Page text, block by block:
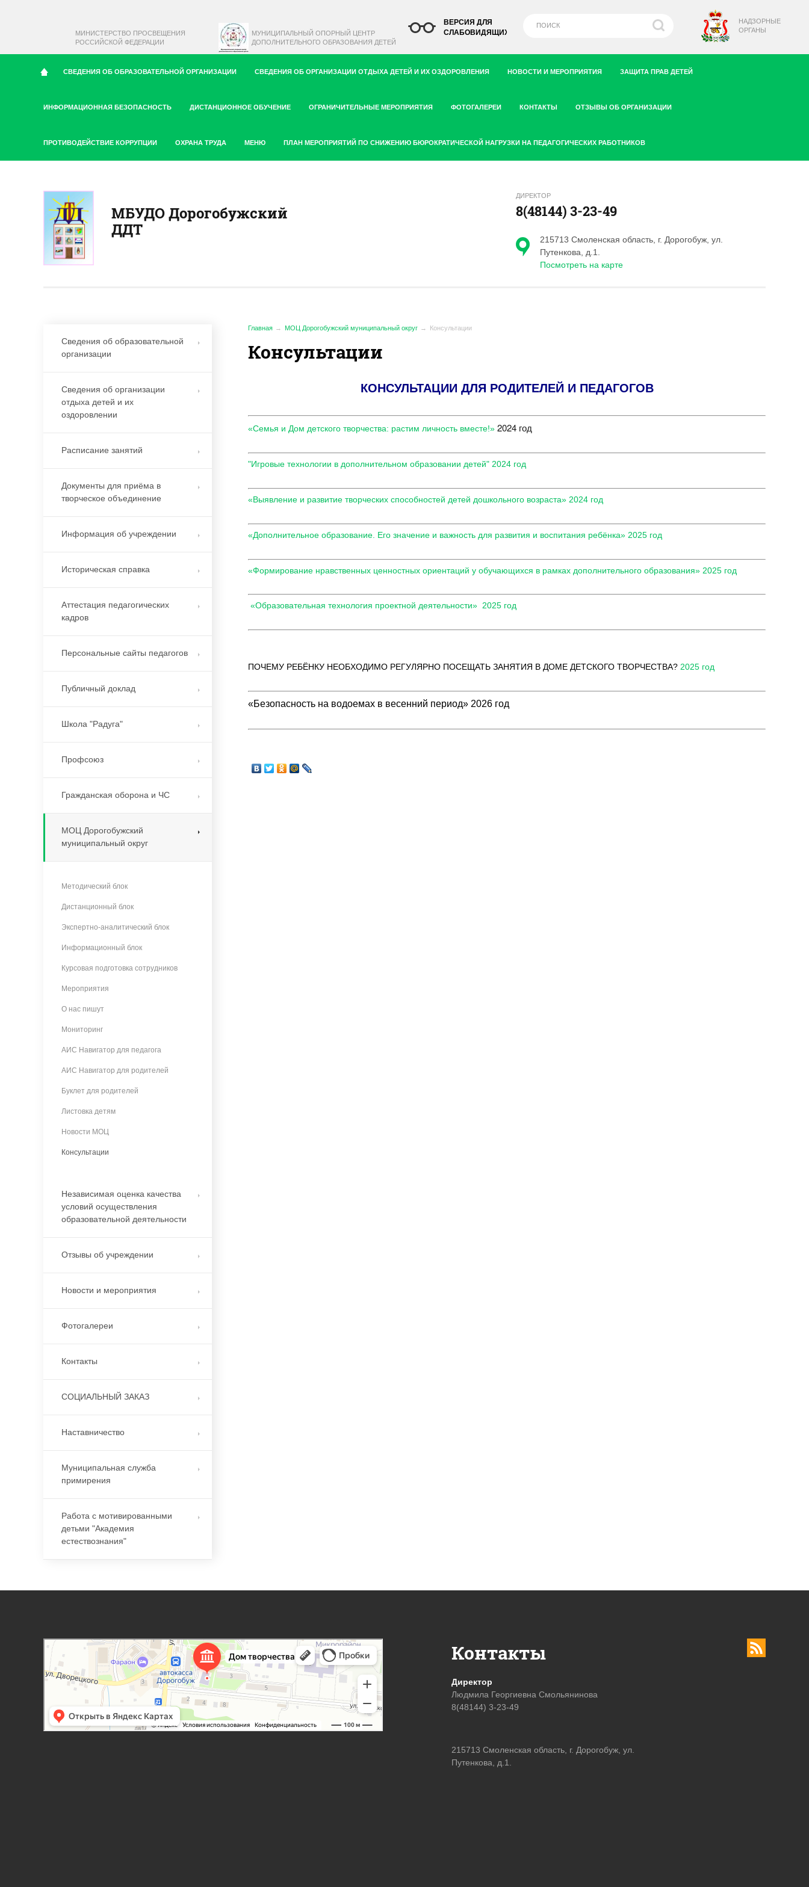
МИНИСТЕРСТВО ПРОСВЕЩЕНИЯ
РОССИЙСКОЙ ФЕДЕРАЦИИ
МУНИЦИПАЛЬНЫЙ ОПОРНЫЙ ЦЕНТР
ДОПОЛНИТЕЛЬНОГО ОБРАЗОВАНИЯ ДЕТЕЙ
НАДЗОРНЫЕ
ОРГАНЫ
ВЕРСИЯ ДЛЯ
СЛАБОВИДЯЩИХ
СВЕДЕНИЯ ОБ ОБРАЗОВАТЕЛЬНОЙ ОРГАНИЗАЦИИ СВЕДЕНИЯ ОБ ОРГАНИЗАЦИИ ОТДЫХА ДЕТЕЙ И ИХ ОЗДОРОВЛЕНИЯ НОВОСТИ И МЕРОПРИЯТИЯ ЗАЩИТА ПРАВ ДЕТЕЙ
ИНФОРМАЦИОННАЯ БЕЗОПАСНОСТЬ ДИСТАНЦИОННОЕ ОБУЧЕНИЕ ОГРАНИЧИТЕЛЬНЫЕ МЕРОПРИЯТИЯ ФОТОГАЛЕРЕИ КОНТАКТЫ ОТЗЫВЫ ОБ ОРГАНИЗАЦИИ
ПРОТИВОДЕЙСТВИЕ КОРРУПЦИИ ОХРАНА ТРУДА МЕНЮ ПЛАН МЕРОПРИЯТИЙ ПО СНИЖЕНИЮ БЮРОКРАТИЧЕСКОЙ НАГРУЗКИ НА ПЕДАГОГИЧЕСКИХ РАБОТНИКОВ
МБУДО Дорогобужский
ДДТ
ДИРЕКТОР
8(48144) 3-23-49
215713 Смоленская область, г. Дорогобуж, ул.
Путенкова, д.1.
Посмотреть на карте
Главная МОЦ Дорогобужский муниципальный округ Консультации
Консультации
КОНСУЛЬТАЦИИ ДЛЯ РОДИТЕЛЕЙ И ПЕДАГОГОВ
«Семья и Дом детского творчества: растим личность вместе!»​ 2024 год
"Игровые технологии в дополнительном образовании детей" 2024 год
«Выявление и развитие творческих способностей детей дошкольного возраста» 2024 год
«Дополнительное образование. Его значение и важность для развития и воспитания ребёнка» 2025 год
«Формирование нравственных ценностных ориентаций у обучающихся в рамках дополнительного образования» 2025 год
«Образовательная технология проектной деятельности» 2025 год
ПОЧЕМУ РЕБЁНКУ НЕОБХОДИМО РЕГУЛЯРНО ПОСЕЩАТЬ ЗАНЯТИЯ В ДОМЕ ДЕТСКОГО ТВОРЧЕСТВА? 2025 год
«Безопасность на водоемах в весенний период» 2026 год
Сведения об образовательной
организации
Сведения об организации
отдыха детей и их
оздоровлении
Расписание занятий
Документы для приёма в
творческое объединение
Информация об учреждении
Историческая справка
Аттестация педагогических
кадров
Персональные сайты педагогов
Публичный доклад
Школа "Радуга"
Профсоюз
Гражданская оборона и ЧС
МОЦ Дорогобужский
муниципальный округ
Методический блок
Дистанционный блок
Экспертно-аналитический блок
Информационный блок
Курсовая подготовка сотрудников
Мероприятия
О нас пишут
Мониторинг
АИС Навигатор для педагога
АИС Навигатор для родителей
Буклет для родителей
Листовка детям
Новости МОЦ
Консультации
Независимая оценка качества
условий осуществления
образовательной деятельности
Отзывы об учреждении
Новости и мероприятия
Фотогалереи
Контакты
СОЦИАЛЬНЫЙ ЗАКАЗ
Наставничество
Муниципальная служба
примирения
Работа с мотивированными
детьми "Академия
естествознания"
Контакты
Директор
Людмила Георгиевна Смольянинова
8(48144) 3-23-49
215713 Смоленская область, г. Дорогобуж, ул.
Путенкова, д.1.
Дорогобужский дом детского творчества
Дом культуры в Дорогобуже
Дополнительное образование в Дорогобуже